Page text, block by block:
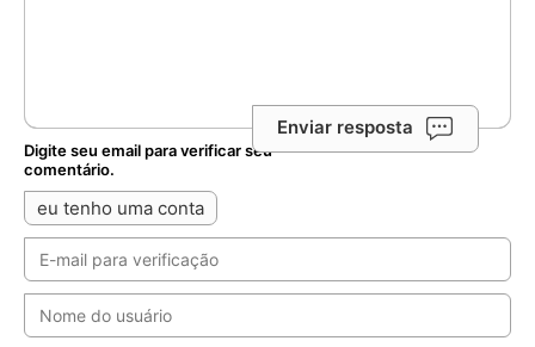
Enviar resposta
Digite seu email para verificar seu
comentário.
eu tenho uma conta